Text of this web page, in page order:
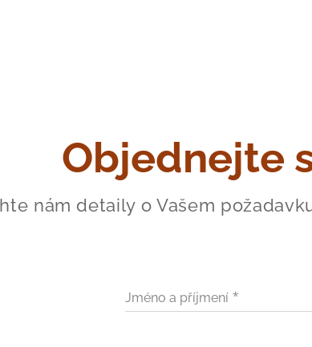
Objednejte
nám detaily o Vašem
Jméno a příjmení